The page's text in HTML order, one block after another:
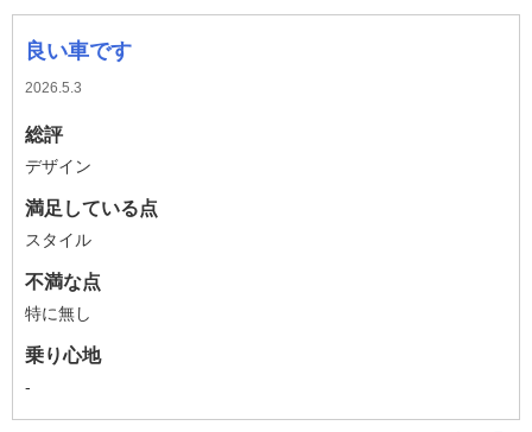
良い車です
2026.5.3
総評
デザイン
満足している点
スタイル
不満な点
特に無し
乗り心地
-